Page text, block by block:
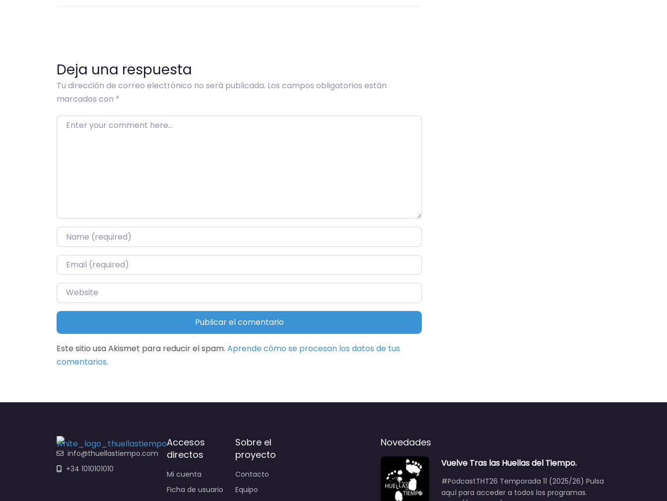
Deja una respuesta
Tu dirección de correo electrónico no será publicada. Los campos obligatorios están
marcados con *
Enter your comment here…
Name*
Email*
Website
Este sitio usa Akismet para reducir el spam. Aprende cómo se procesan los datos de tus
comentarios.
info@thuellastiempo.com
+34 1010101010
Accesos
directos
Mi cuenta
Ficha de usuario
Sobre el
proyecto
Contacto
Equipo
Novedades
Vuelve Tras las Huellas del Tiempo.
#PodcastTHT26 Temporada 11 (2025/26) Pulsa
aquí para acceder a todos los programas.